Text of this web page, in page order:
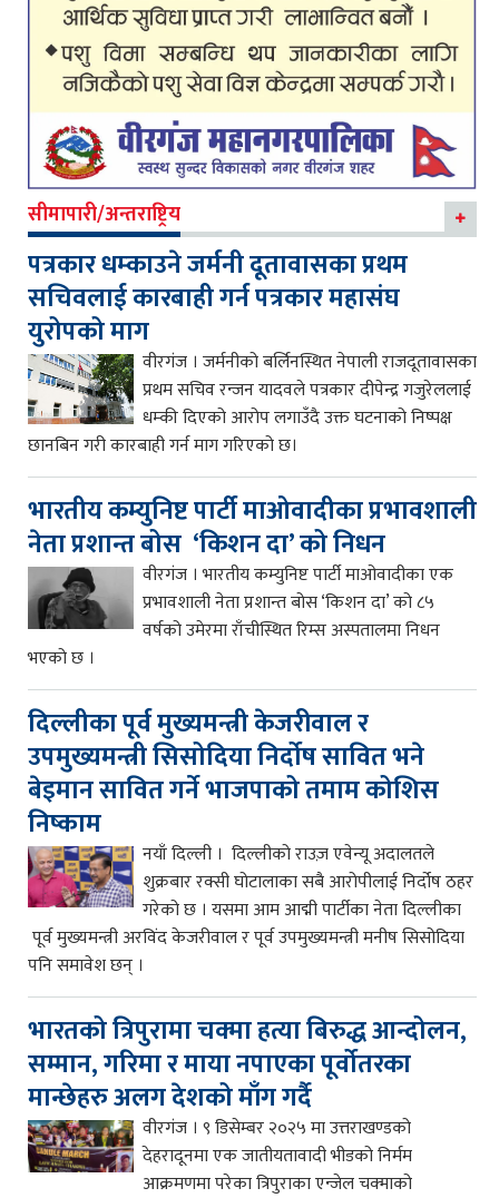
सीमापारी/अन्तराष्ट्रिय
पत्रकार धम्काउने जर्मनी दूतावासका प्रथम
सचिवलाई कारबाही गर्न पत्रकार महासंघ
युरोपको माग
वीरगंज । जर्मनीको बर्लिनस्थित नेपाली राजदूतावासका
प्रथम सचिव रन्जन यादवले पत्रकार दीपेन्द्र गजुरेललाई
धम्की दिएको आरोप लगाउँदै उक्त घटनाको निष्पक्ष
छानबिन गरी कारबाही गर्न माग गरिएको छ।
भारतीय कम्युनिष्ट पार्टी माओवादीका प्रभावशाली
नेता प्रशान्त बोस ‘किशन दा’ को निधन
वीरगंज । भारतीय कम्युनिष्ट पार्टी माओवादीका एक
प्रभावशाली नेता प्रशान्त बोस ‘किशन दा’ को ८५
वर्षको उमेरमा राँचीस्थित रिम्स अस्पतालमा निधन
भएको छ ।
दिल्लीका पूर्व मुख्यमन्त्री केजरीवाल र
उपमुख्यमन्त्री सिसोदिया निर्दोष सावित भने
बेइमान सावित गर्ने भाजपाको तमाम कोशिस
निष्काम
नयाँ दिल्ली । दिल्लीको राउज़ एवेन्यू अदालतले
शुक्रबार रक्सी घोटालाका सबै आरोपीलाई निर्दोष ठहर
गरेको छ । यसमा आम आद्मी पार्टीका नेता दिल्लीका
पूर्व मुख्यमन्त्री अरविंद केजरीवाल र पूर्व उपमुख्यमन्त्री मनीष सिसोदिया
पनि समावेश छन् ।
भारतको त्रिपुरामा चक्मा हत्या बिरुद्ध आन्दोलन,
सम्मान, गरिमा र माया नपाएका पूर्वोतरका
मान्छेहरु अलग देशको माँग गर्दै
वीरगंज । ९ डिसेम्बर २०२५ मा उत्तराखण्डको
देहरादूनमा एक जातीयतावादी भीडको निर्मम
आक्रमणमा परेका त्रिपुराका एन्जेल चक्माको